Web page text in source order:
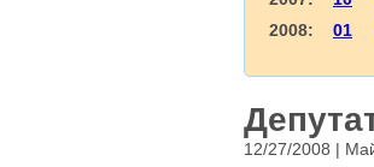
2008: 01
12/27/2008 |